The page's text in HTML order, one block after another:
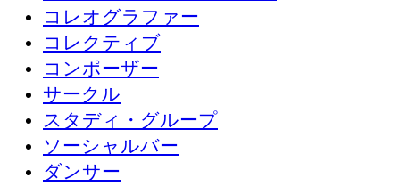
コレオグラファー
コレクティブ
コンポーザー
サークル
スタディ・グループ
ソーシャルバー
ダンサー